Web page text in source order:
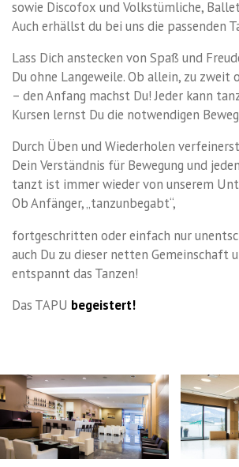
sowie Discofox und Volkstümliche,
Auch erhällst du bei uns die passenden
Lass Dich anstecken von Spaß und
Du ohne Langeweile. Ob allein, zu zweit
– den Anfang machst Du! Jeder kann
Kursen lernst Du die notwendigen
Durch Üben und Wiederholen
Dein Verständnis für Bewegung und
tanzt ist immer wieder von unserem
Ob Anfänger, „tanzunbegabt“,
fortgeschritten oder einfach nur
auch Du zu dieser netten Gemeinschaft
entspannt das Tanzen!
Das TAPU begeistert!